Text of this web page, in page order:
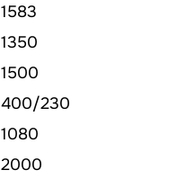
1583
1350
1500
400/230
1080
2000